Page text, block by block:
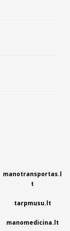
manotransportas.l
t
tarpmusu.lt
manomedicina.lt